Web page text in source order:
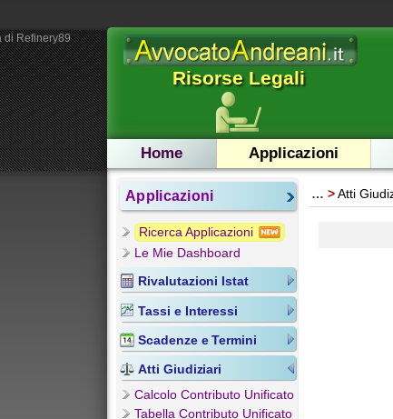
Risorse Legali
Home Applicazioni
Applicazioni
Ricerca Applicazioni
Le Mie Dashboard
Rivalutazioni Istat
Tassi e Interessi
Scadenze e Termini
Atti Giudiziari
Calcolo Contributo Unificato
Tabella Contributo Unificato
… Atti
Refinery89